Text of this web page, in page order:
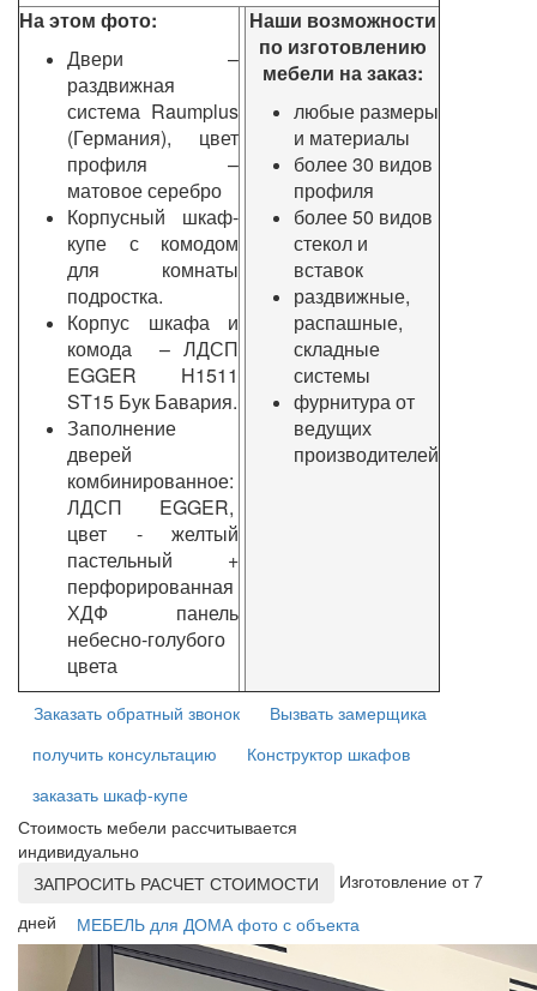
На этом фото:
Двери –
раздвижная
система Raumplus
(Германия), цвет
профиля –
матовое серебро
Корпусный шкаф-
купе с комодом
для комнаты
подростка.
Корпус шкафа и
комода – ЛДСП
EGGER H1511
ST15 Бук Бавария.
Заполнение
дверей
комбинированное:
ЛДСП EGGER,
цвет - желтый
пастельный +
перфорированная
ХДФ панель
небесно-голубого
цвета
Наши возможности
по изготовлению
мебели на заказ:
любые размеры
и материалы
более 30 видов
профиля
более 50 видов
стекол и
вставок
раздвижные,
распашные,
складные
системы
фурнитура от
ведущих
производителей
Заказать обратный звонок
Вызвать замерщика
получить консультацию
Конструктор шкафов
заказать шкаф-купе
Стоимость мебели рассчитывается
индивидуально
ЗАПРОСИТЬ РАСЧЕТ СТОИМОСТИ
Изготовление от 7
дней
МЕБЕЛЬ для ДОМА фото с объекта